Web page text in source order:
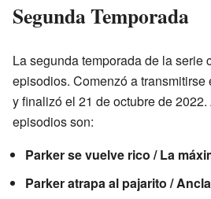
Segunda Temporada
La segunda temporada de la serie
episodios. Comenzó a
y finalizó el 21 de octubre de
episodios son:
Parker se vuelve rico / La
Parker atrapa al pajarito /